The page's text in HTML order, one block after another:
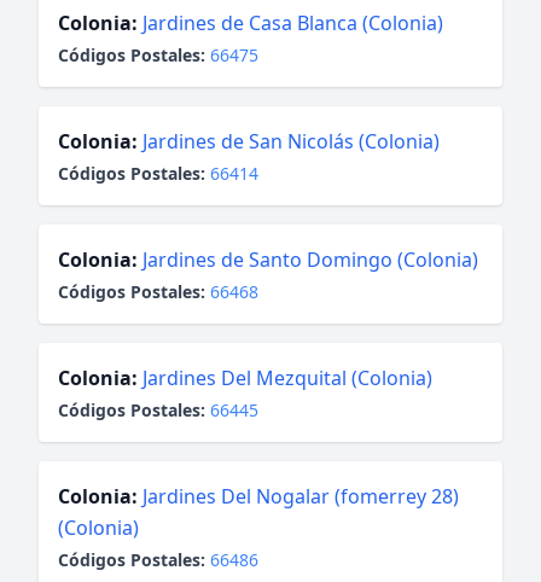
Colonia: Jardines de Casa Blanca (Colonia)
Códigos Postales: 66475
Colonia: Jardines de San Nicolás (Colonia)
Códigos Postales: 66414
Colonia: Jardines de Santo Domingo (Colonia)
Códigos Postales: 66468
Colonia: Jardines Del Mezquital (Colonia)
Códigos Postales: 66445
Colonia: Jardines Del Nogalar (fomerrey 28)
(Colonia)
Códigos Postales: 66486